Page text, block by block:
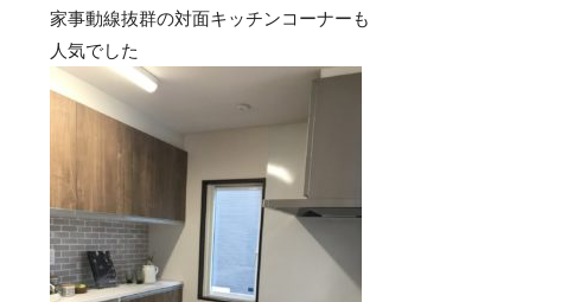
家事動線抜群の対面キッチンコーナーも
人気でした